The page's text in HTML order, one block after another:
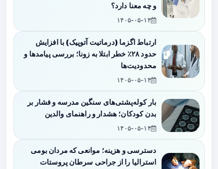
و چه معنا دارد؟
۱۴۰۵-۰۵-۱۴
ارتباط اگزما (درماتیت آتوپیک) با افزایش
حدود ۲۸٪ خطر ابتلا به زونا؛ بررسی پیامدها و
محدودیت‌ها
۱۴۰۵-۰۵-۱۴
بار کوله‌پشتی‌های سنگین مدرسه و فشار بر
بدن کودکان؛ هشدار و راهنمای والدین
۱۴۰۵-۰۵-۱۴
دسترسی و هزینه؛ موانعی که مردان بومی
استرالیا را از جراحی سرطان پروستات